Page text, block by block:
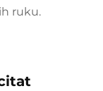
ruku.